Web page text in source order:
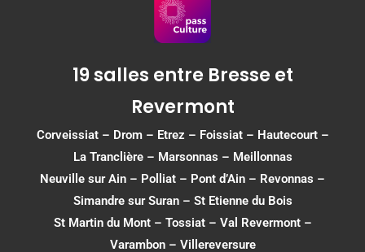
19 salles entre Bresse et
Revermont
Corveissiat– Drom– Etrez – Foissiat– Hautecourt–
La Tranclière – Marsonnas – Meillonnas
Neuville sur Ain – Polliat – Pont d’Ain – Revonnas –
Simandre sur Suran– St Etienne du Bois
St Martin du Mont– Tossiat– Val Revermont–
Varambon– Villereversure